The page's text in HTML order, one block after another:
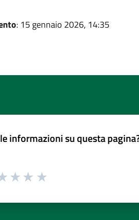
: 15 gennaio 2026, 14:35
informazioni su questa